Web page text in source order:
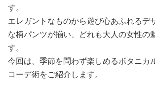
す。
エレガントなものから遊び心あふれるデ
な柄パンツが揃い、どれも大人の女性の
す。
今回は、季節を問わず楽しめるボタニカ
コーデ術をご紹介します。